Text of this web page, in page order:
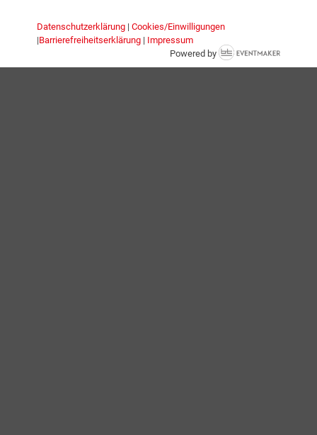
Datenschutzerklärung | Cookies/Einwilligungen
|Barrierefreiheitserklärung | Impressum
Powered by